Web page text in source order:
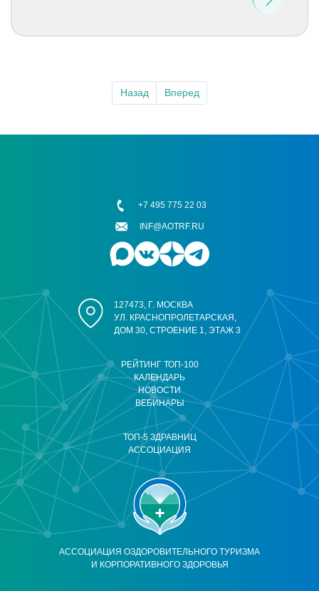
Назад Вперед
АССОЦИАЦИЯ ОЗДОРОВИТЕЛЬНОГО ТУРИЗМА
И КОРПОРАТИВНОГО ЗДОРОВЬЯ
РЕЙТИНГ ТОП-100
КАЛЕНДАРЬ
НОВОСТИ
ВЕБИНАРЫ
ТОП-5 ЗДРАВНИЦ
АССОЦИАЦИЯ
127473, Г. МОСКВА
УЛ. КРАСНОПРОЛЕТАРСКАЯ,
ДОМ 30, СТРОЕНИЕ 1, ЭТАЖ 3
+7 495 775 22 03
INF@AOTRF.RU